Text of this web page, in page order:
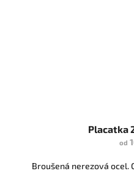
Placatka
od
Broušená nerezová ocel.